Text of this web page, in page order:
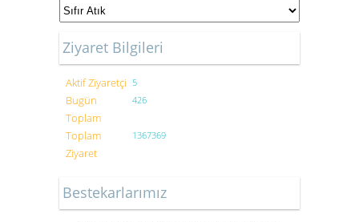
Ziyaret Bilgileri
Aktif Ziyaretçi 5
Bugün
Toplam
426
Toplam
Ziyaret
1367369
Bestekarlarımız